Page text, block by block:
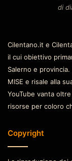
di
Cilentano.it e
il cui obiettivo
Salerno e
MISE e risale alla
YouTube vanta
risorse per coloro
Copyright